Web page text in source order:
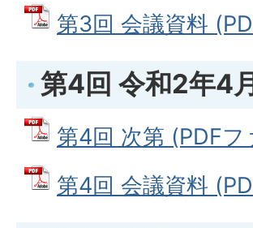
第3回 会議資料
第4回 令和2年4
第4回 次第 (PDF
第4回 会議資料